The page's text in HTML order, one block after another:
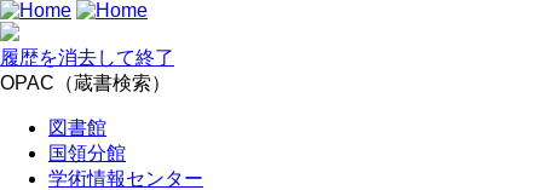
履歴を消去して終了
OPAC（蔵書検索）
図書館
国領分館
学術情報センター